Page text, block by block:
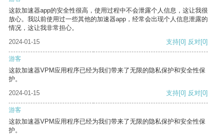
这款加速器app的安全性很高，使用过程中不会泄露个人信息，这让我很
放心。我以前使用过一些其他的加速器app，经常会出现个人信息泄露的
情况，这让我非常担心。
2024-01-15
支持[0] 反对[0]
游客
这款加速器VPM应用程序已经为我们带来了无限的隐私保护和安全性保
护。
2024-01-15
支持[0] 反对[0]
游客
这款加速器VPM应用程序已经为我们带来了无限的隐私保护和安全性保
护。